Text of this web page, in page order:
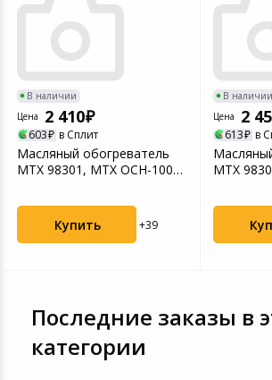
В наличии
Цена
2 410
603 в Сплит
Масляный обогреватель
MTX 98301, MTX OCH-1000,
Купить +39
В наличии
Цена
2
613 в
MTX
Последние заказы в
категории